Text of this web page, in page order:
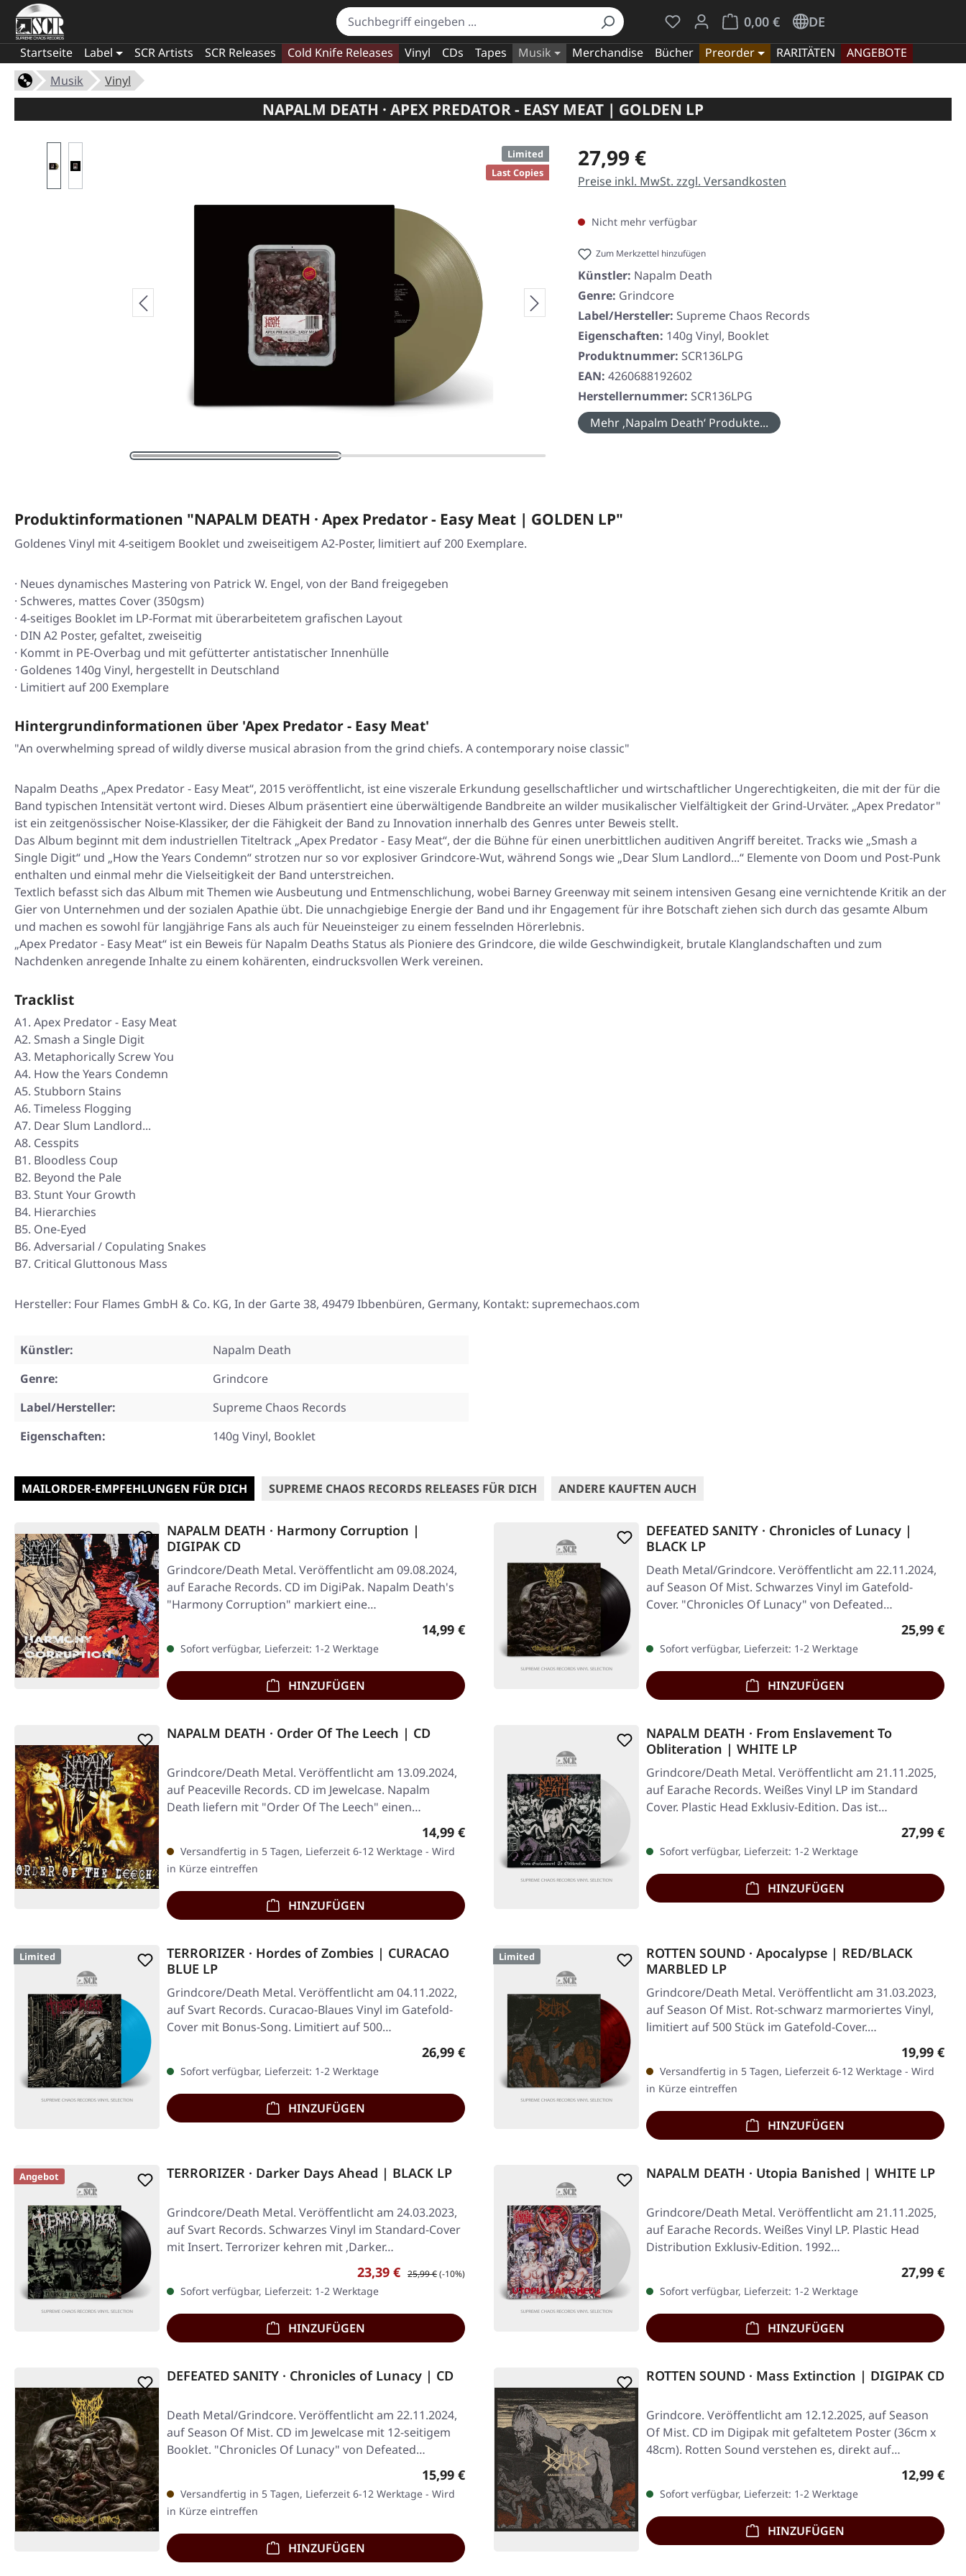
Du hast 0 Produkte auf dem Merkzettel
0,00 €
Warenkorb enthält 0 Positionen. Der
DE
Startseite Label SCR Artists SCR Releases Cold Knife Releases Vinyl CDs Tapes Musik Merchandise Bücher Preorder RARITÄTEN
ANGEBOTE
Musik
Vinyl
NAPALM DEATH · APEX PREDATOR - EASY MEAT | GOLDEN LP
Limited
Last Copies
Regulärer Preis:
27,99 €
Preise inkl. MwSt. zzgl. Versandkosten
Nicht mehr verfügbar
Zum Merkzettel hinzufügen
Künstler: Napalm Death
Genre: Grindcore
Label/Hersteller: Supreme Chaos Records
Eigenschaften: 140g Vinyl, Booklet
Produktnummer: SCR136LPG
EAN: 4260688192602
Herstellernummer: SCR136LPG
Mehr ‚Napalm Death‘ Produkte...
Produktinformationen "NAPALM DEATH · Apex Predator - Easy Meat | GOLDEN LP"
Goldenes Vinyl mit 4-seitigem Booklet und zweiseitigem A2-Poster, limitiert auf 200 Exemplare.
· Neues dynamisches Mastering von Patrick W. Engel, von der Band freigegeben
· Schweres, mattes Cover (350gsm)
· 4-seitiges Booklet im LP-Format mit überarbeitetem grafischen Layout
· DIN A2 Poster, gefaltet, zweiseitig
· Kommt in PE-Overbag und mit gefütterter antistatischer Innenhülle
· Goldenes 140g Vinyl, hergestellt in Deutschland
· Limitiert auf 200 Exemplare
Hintergrundinformationen über 'Apex Predator - Easy Meat'
"An overwhelming spread of wildly diverse musical abrasion from the grind chiefs. A contemporary noise classic"
Napalm Deaths „Apex Predator - Easy Meat“, 2015 veröffentlicht, ist eine viszerale Erkundung gesellschaftlicher und wirtschaftlicher Ungerechtigkeiten, die mit der für die
Band typischen Intensität vertont wird. Dieses Album präsentiert eine überwältigende Bandbreite an wilder musikalischer Vielfältigkeit der Grind-Urväter. „Apex Predator"
ist ein zeitgenössischer Noise-Klassiker, der die Fähigkeit der Band zu Innovation innerhalb des Genres unter Beweis stellt.
Das Album beginnt mit dem industriellen Titeltrack „Apex Predator - Easy Meat“, der die Bühne für einen unerbittlichen auditiven Angriff bereitet. Tracks wie „Smash a
Single Digit“ und „How the Years Condemn“ strotzen nur so vor explosiver Grindcore-Wut, während Songs wie „Dear Slum Landlord...“ Elemente von Doom und Post-Punk
enthalten und einmal mehr die Vielseitigkeit der Band unterstreichen.
Textlich befasst sich das Album mit Themen wie Ausbeutung und Entmenschlichung, wobei Barney Greenway mit seinem intensiven Gesang eine vernichtende Kritik an der
Gier von Unternehmen und der sozialen Apathie übt. Die unnachgiebige Energie der Band und ihr Engagement für ihre Botschaft ziehen sich durch das gesamte Album
und machen es sowohl für langjährige Fans als auch für Neueinsteiger zu einem fesselnden Hörerlebnis.
„Apex Predator - Easy Meat“ ist ein Beweis für Napalm Deaths Status als Pioniere des Grindcore, die wilde Geschwindigkeit, brutale Klanglandschaften und zum
Nachdenken anregende Inhalte zu einem kohärenten, eindrucksvollen Werk vereinen.
Tracklist
A1. Apex Predator - Easy Meat
A2. Smash a Single Digit
A3. Metaphorically Screw You
A4. How the Years Condemn
A5. Stubborn Stains
A6. Timeless Flogging
A7. Dear Slum Landlord...
A8. Cesspits
B1. Bloodless Coup
B2. Beyond the Pale
B3. Stunt Your Growth
B4. Hierarchies
B5. One-Eyed
B6. Adversarial / Copulating Snakes
B7. Critical Gluttonous Mass
Hersteller: Four Flames GmbH & Co. KG, In der Garte 38, 49479 Ibbenbüren, Germany, Kontakt: supremechaos.com
Künstler:
Napalm Death
Genre:
Grindcore
Label/Hersteller:
Supreme Chaos Records
Eigenschaften:
140g Vinyl, Booklet
MAILORDER-EMPFEHLUNGEN FÜR DICH SUPREME CHAOS RECORDS RELEASES FÜR DICH ANDERE KAUFTEN AUCH
NAPALM DEATH · Harmony Corruption |
DIGIPAK CD
Grindcore/Death Metal. Veröffentlicht am 09.08.2024,
auf Earache Records. CD im DigiPak. Napalm Death's
"Harmony Corruption" markiert eine…
Regulärer Preis:
14,99 €
Sofort verfügbar, Lieferzeit: 1-2 Werktage
HINZUFÜGEN
DEFEATED SANITY · Chronicles of Lunacy |
BLACK LP
Death Metal/Grindcore. Veröffentlicht am 22.11.2024,
auf Season Of Mist. Schwarzes Vinyl im Gatefold-
Cover. "Chronicles Of Lunacy" von Defeated…
Regulärer
25,99 €
Sofort verfügbar, Lieferzeit: 1-2 Werktage
HINZUFÜGEN
NAPALM DEATH · Order Of The Leech | CD
Grindcore/Death Metal. Veröffentlicht am 13.09.2024,
auf Peaceville Records. CD im Jewelcase. Napalm
Death liefern mit "Order Of The Leech" einen…
Regulärer Preis:
14,99 €
Versandfertig in 5 Tagen, Lieferzeit 6-12 Werktage - Wird
in Kürze eintreffen
HINZUFÜGEN
NAPALM DEATH · From Enslavement To
Obliteration | WHITE LP
Grindcore/Death Metal. Veröffentlicht am 21.11.2025,
auf Earache Records. Weißes Vinyl LP im Standard
Cover. Plastic Head Exklusiv-Edition. Das ist…
Regulärer
27,99 €
Sofort verfügbar, Lieferzeit: 1-2 Werktage
HINZUFÜGEN
Limited
TERRORIZER · Hordes of Zombies | CURACAO
BLUE LP
Grindcore/Death Metal. Veröffentlicht am 04.11.2022,
auf Svart Records. Curacao-Blaues Vinyl im Gatefold-
Cover mit Bonus-Song. Limitiert auf 500…
Regulärer Preis:
26,99 €
Sofort verfügbar, Lieferzeit: 1-2 Werktage
HINZUFÜGEN
Limited
ROTTEN SOUND · Apocalypse | RED/BLACK
MARBLED LP
Grindcore/Death Metal. Veröffentlicht am 31.03.2023,
auf Season Of Mist. Rot-schwarz marmoriertes Vinyl,
limitiert auf 500 Stück im Gatefold-Cover.…
Regulärer
19,99 €
Versandfertig in 5 Tagen, Lieferzeit 6-12 Werktage - Wird
in Kürze eintreffen
HINZUFÜGEN
Angebot TERRORIZER · Darker Days Ahead | BLACK LP
Grindcore/Death Metal. Veröffentlicht am 24.03.2023,
auf Svart Records. Schwarzes Vinyl im Standard-Cover
mit Insert. Terrorizer kehren mit ‚Darker…
Verkaufspreis:
23,39 € Regulärer Preis:
25,99 €(-10%)
Sofort verfügbar, Lieferzeit: 1-2 Werktage
HINZUFÜGEN
NAPALM DEATH · Utopia Banished | WHITE LP
Grindcore/Death Metal. Veröffentlicht am 21.11.2025,
auf Earache Records. Weißes Vinyl LP. Plastic Head
Distribution Exklusiv-Edition. 1992…
Regulärer
27,99 €
Sofort verfügbar, Lieferzeit: 1-2 Werktage
HINZUFÜGEN
DEFEATED SANITY · Chronicles of Lunacy | CD
Death Metal/Grindcore. Veröffentlicht am 22.11.2024,
auf Season Of Mist. CD im Jewelcase mit 12-seitigem
Booklet. "Chronicles Of Lunacy" von Defeated…
Regulärer Preis:
15,99 €
Versandfertig in 5 Tagen, Lieferzeit 6-12 Werktage - Wird
in Kürze eintreffen
HINZUFÜGEN
ROTTEN SOUND · Mass Extinction | DIGIPAK CD
Grindcore. Veröffentlicht am 12.12.2025, auf Season
Of Mist. CD im Digipak mit gefaltetem Poster (36cm x
48cm). Rotten Sound verstehen es, direkt auf…
Regulärer
12,99 €
Sofort verfügbar, Lieferzeit: 1-2 Werktage
HINZUFÜGEN